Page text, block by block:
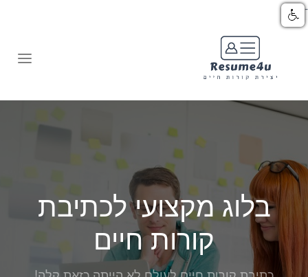
-->
בלוג מקצועי לכתיבת
קורות חיים